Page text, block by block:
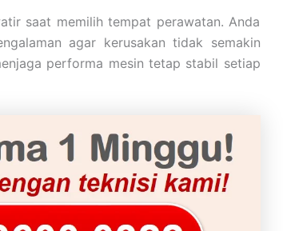
saat memilih tempat perawatan. Anda
agar kerusakan tidak semakin
performa mesin tetap stabil setiap